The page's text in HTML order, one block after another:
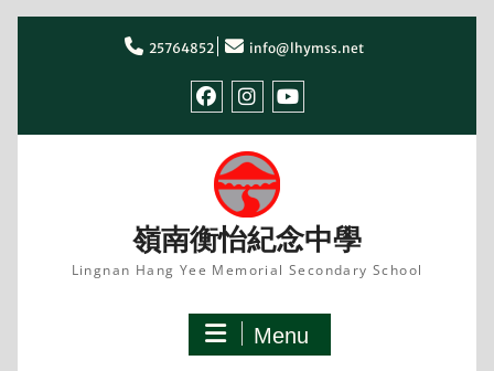
25764852 info@lhymss.net
嶺南衡怡紀念中學
Lingnan Hang Yee Memorial Secondary School
Menu